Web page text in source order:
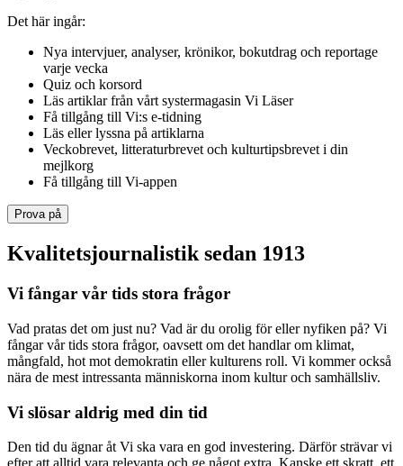
Det här ingår:
Nya intervjuer, analyser, krönikor, bokutdrag och reportage
varje vecka
Quiz och korsord
Läs artiklar från vårt systermagasin Vi Läser
Få tillgång till Vi:s e-tidning
Läs eller lyssna på artiklarna
Veckobrevet, litteraturbrevet och kulturtipsbrevet i din
mejlkorg
Få tillgång till Vi-appen
Prova på
Kvalitetsjournalistik sedan 1913
Vi fångar vår tids stora frågor
Vad pratas det om just nu? Vad är du orolig för eller nyfiken på? Vi
fångar vår tids stora frågor, oavsett om det handlar om klimat,
mångfald, hot mot demokratin eller kulturens roll. Vi kommer också
nära de mest intressanta människorna inom kultur och samhällsliv.
Vi slösar aldrig med din tid
Den tid du ägnar åt Vi ska vara en god investering. Därför strävar vi